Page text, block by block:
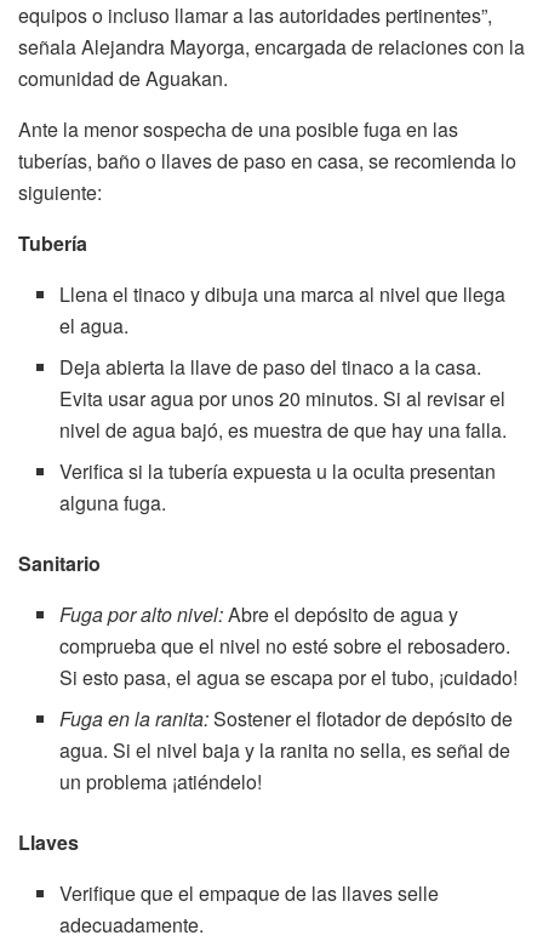
equipos o incluso llamar a las autoridades pertinentes”,
señala Alejandra Mayorga, encargada de relaciones con la
comunidad de Aguakan.
Ante la menor sospecha de una posible fuga en las
tuberías, baño o llaves de paso en casa, se recomienda lo
siguiente:
Tubería
Llena el tinaco y dibuja una marca al nivel que llega
el agua.
Deja abierta la llave de paso del tinaco a la casa.
Evita usar agua por unos 20 minutos. Si al revisar el
nivel de agua bajó, es muestra de que hay una falla.
Verifica si la tubería expuesta u la oculta presentan
alguna fuga.
Sanitario
Fuga por alto nivel:Abre el depósito de agua y
comprueba que el nivel no esté sobre el rebosadero.
Si esto pasa, el agua se escapa por el tubo, ¡cuidado!
Fuga en la ranita:Sostener el flotador de depósito de
agua. Si el nivel baja y la ranita no sella, es señal de
un problema ¡atiéndelo!
Llaves
Verifique que el empaque de las llaves selle
adecuadamente.